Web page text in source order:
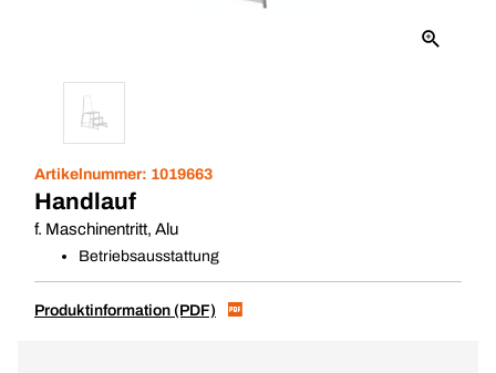
Artikelnummer: 1019663
Handlauf
f. Maschinentritt, Alu
Betriebsausstattung
Produktinformation (PDF)